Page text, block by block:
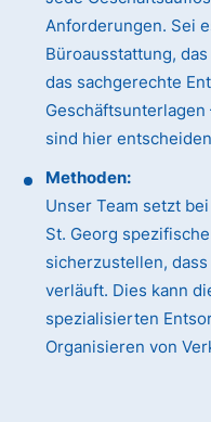
Anforderungen. Sei
Büroausstattung,
das sachgerechte
sind hier
Methoden:
Unser Team setzt
St. Georg
sicherzustellen,
verläuft. Dies kann
spezialisierten
Organisieren von